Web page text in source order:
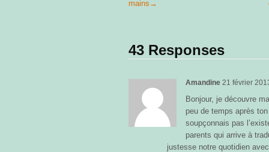
mains →
43 Responses
Amandine 21 février
Bonjour, je découvre
peu de temps après
soupçonnais pas
parents qui arrive à
justesse notre quotidien